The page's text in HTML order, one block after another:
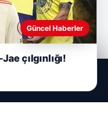
Güncel Haberler
çılgınlığı!